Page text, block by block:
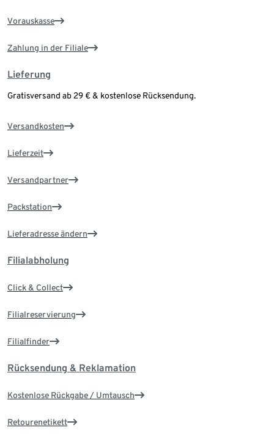
Vorauskasse
Zahlung in der Filiale
Lieferung
Gratisversand ab 29 € & kostenlose Rücksendung.
Versandkosten
Lieferzeit
Versandpartner
Packstation
Lieferadresse ändern
Filialabholung
Click & Collect
Filialreservierung
Filialfinder
Rücksendung & Reklamation
Kostenlose Rückgabe / Umtausch
Retourenetikett